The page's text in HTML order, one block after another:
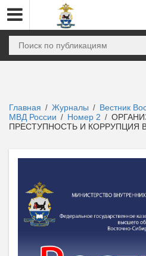
Главная / Журналы / Вестник
МВД России / Номер 2 /
ПРЕСТУПНОСТЬ И КОРРУПЦИЯ